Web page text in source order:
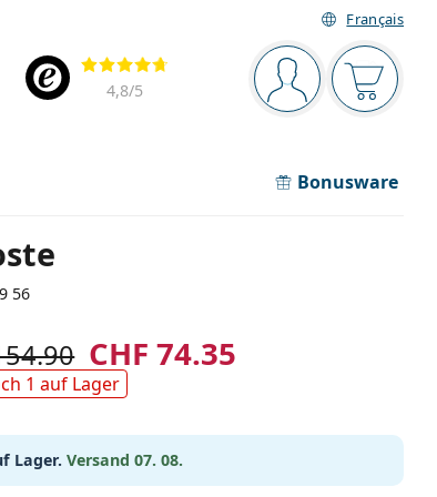
Français
Navigationsleiste
Sie sind Der
Bewertung
4,8/5
Bonusware
56
CHF 74.35
1 auf Lager
Lager. Versand 07. 08.